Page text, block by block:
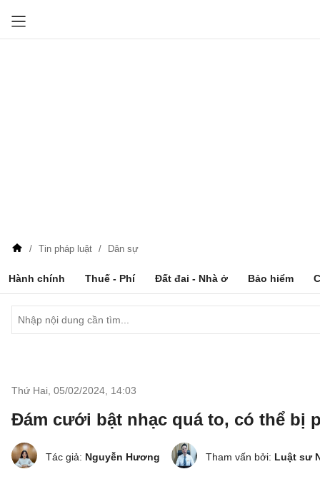
Tin pháp luật Dân sự
Hành chính Thuế - Phí Đất đai - Nhà ở Bảo hiểm
Thứ Hai, 05/02/2024 14:03
Đám cưới bật nhạc quá to, có thể bị
Tác giả: Nguyễn Hương Tham vấn bởi: Luật sư